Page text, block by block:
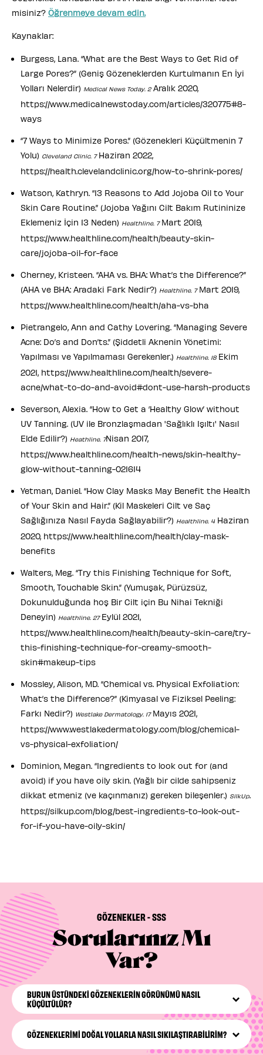
misiniz? Öğrenmeye devam edin.
Kaynaklar:
Burgess, Lana. “What are the Best Ways to Get Rid of
Large Pores?” (Geniş Gözeneklerden Kurtulmanın En İyi
Yolları Nelerdir) Medical News Today. 2Aralık 2020,
https://www.medicalnewstoday.com/articles/320775#8-
ways
“7 Ways to Minimize Pores.” (Gözenekleri Küçültmenin 7
Yolu) Cleveland Clinic. 7Haziran 2022,
https://health.clevelandclinic.org/how-to-shrink-pores/
Watson, Kathryn. “13 Reasons to Add Jojoba Oil to Your
Skin Care Routine.” (Jojoba Yağını Cilt Bakım Rutininize
Eklemeniz İçin 13 Neden) Healthline. 7Mart 2019,
https://www.healthline.com/health/beauty-skin-
care/jojoba-oil-for-face
Cherney, Kristeen. “AHA vs. BHA: What’s the Difference?”
(AHA ve BHA: Aradaki Fark Nedir?) Healthline. 7Mart 2019,
https://www.healthline.com/health/aha-vs-bha
Pietrangelo, Ann and Cathy Lovering. “Managing Severe
Acne: Do’s and Don’ts.” (Şiddetli Aknenin Yönetimi:
Yapılması ve Yapılmaması Gerekenler.) Healthline. 18Ekim
2021, https://www.healthline.com/health/severe-
acne/what-to-do-and-avoid#dont-use-harsh-products
Severson, Alexia. “How to Get a ‘Healthy Glow’ without
UV Tanning. (UV ile Bronzlaşmadan 'Sağlıklı Işıltı' Nasıl
Elde Edilir?) Heathline. 7Nisan 2017,
https://www.healthline.com/health-news/skin-healthy-
glow-without-tanning-021614
Yetman, Daniel. “How Clay Masks May Benefit the Health
of Your Skin and Hair.” (Kil Maskeleri Cilt ve Saç
Sağlığınıza Nasıl Fayda Sağlayabilir?) Healthline. 4Haziran
2020, https://www.healthline.com/health/clay-mask-
benefits
Walters, Meg. “Try this Finishing Technique for Soft,
Smooth, Touchable Skin.” (Yumuşak, Pürüzsüz,
Dokunulduğunda hoş Bir Cilt için Bu Nihai Tekniği
Deneyin) Healthline. 27Eylül 2021,
https://www.healthline.com/health/beauty-skin-care/try-
this-finishing-technique-for-creamy-smooth-
skin#makeup-tips
Mossley, Alison, MD. “Chemical vs. Physical Exfoliation:
What’s the Difference?” (Kimyasal ve Fiziksel Peeling:
Farkı Nedir?) Westlake Dermatology. 17Mayıs 2021,
https://www.westlakedermatology.com/blog/chemical-
vs-physical-exfoliation/
Dominion, Megan. “Ingredients to look out for (and
avoid) if you have oily skin. (Yağlı bir cilde sahipseniz
dikkat etmeniz (ve kaçınmanız) gereken bileşenler.) SilkUp.
https://silkup.com/blog/best-ingredients-to-look-out-
for-if-you-have-oily-skin/
GÖZENEKLER - SSS
Sorularınız Mı
Var?
BURUN ÜSTÜNDEKI GÖZENEKLERIN GÖRÜNÜMÜ NASIL
KÜÇÜLTÜLÜR?
Burnunuzun üstündeki gözeneklerin görünümünü
küçültmek istiyorsanız, burun gözeneklerinizin temiz ve
GÖZENEKLERIMI DOĞAL YOLLARLA NASIL SIKILAŞTIRABILIRIM?